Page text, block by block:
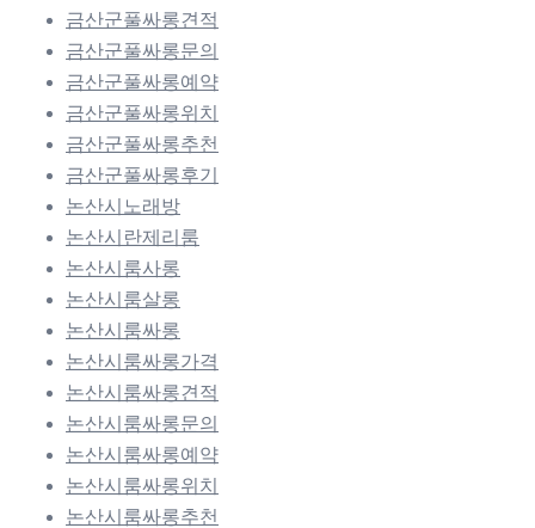
금산군풀싸롱견적
금산군풀싸롱문의
금산군풀싸롱예약
금산군풀싸롱위치
금산군풀싸롱추천
금산군풀싸롱후기
논산시노래방
논산시란제리룸
논산시룸사롱
논산시룸살롱
논산시룸싸롱
논산시룸싸롱가격
논산시룸싸롱견적
논산시룸싸롱문의
논산시룸싸롱예약
논산시룸싸롱위치
논산시룸싸롱추천